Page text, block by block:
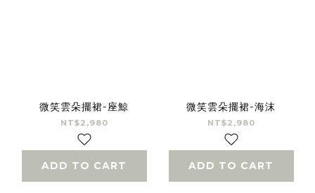
微笑雲朵擺裙-座鯨
NT$2,980
ADD TO CART
微笑雲朵擺裙-海沫
NT$2,980
ADD TO CART